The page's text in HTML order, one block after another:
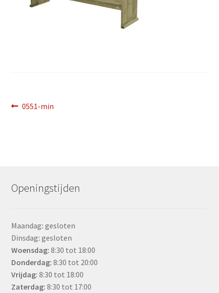
Bericht
Vorig
0551-min
Openingstijden
Maandag: gesloten
Dinsdag: gesloten
Woensdag: 8:30 tot 18:00
Donderdag: 8:30 tot 20:00
Vrijdag: 8:30 tot 18:00
Zaterdag: 8:30 tot 17:00